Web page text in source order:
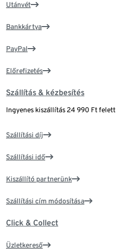
Utánvét
Bankkártya
PayPal
Előrefizetés
Szállítás & kézbesítés
Ingyenes kiszállítás 24 990 Ft felett
Szállítási díj
Szállítási idő
Kiszállító partnerünk
Szállítási cím módosítása
Click & Collect
Üzletkereső